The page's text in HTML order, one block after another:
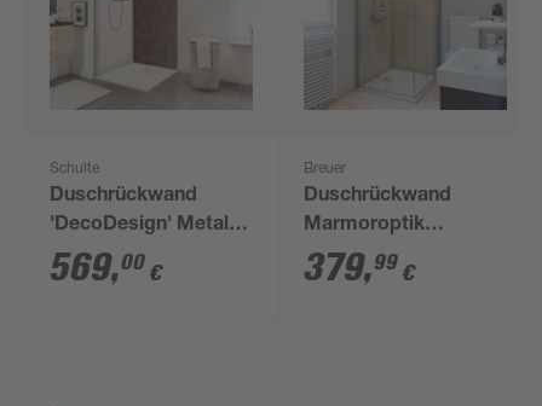
Schulte
Duschrückwand
'DecoDesign' Metall
Rosteffekt 150 x 255
cm
569,00 €
Breuer
Duschrückwand
Marmoroptik
sandfarben 100 x 255
cm
379,99 €